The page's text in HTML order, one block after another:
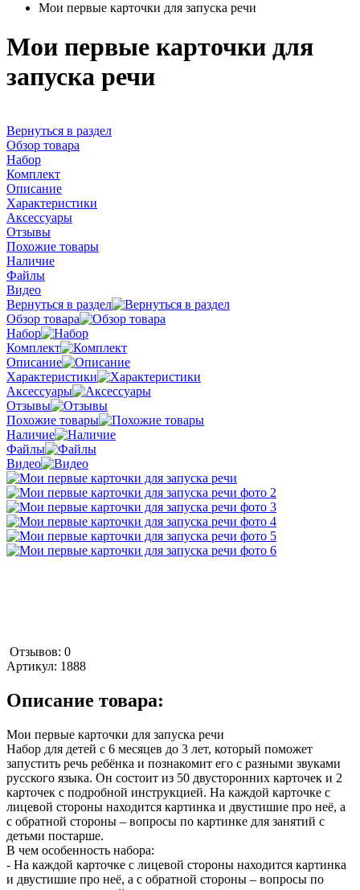
Мои первые карточки для запуска речи
Мои первые карточки для
запуска речи
Вернуться в раздел
Обзор товара
Набор
Комплект
Описание
Характеристики
Аксессуары
Отзывы
Похожие товары
Наличие
Файлы
Видео
Вернуться в раздел
Обзор товара
Набор
Комплект
Описание
Характеристики
Аксессуары
Отзывы
Похожие товары
Наличие
Файлы
Видео
Отзывов: 0
Артикул: 1888
Описание товара:
Мои первые карточки для запуска речи
Набор для детей с 6 месяцев до 3 лет, который поможет
запустить речь ребёнка и познакомит его с разными звуками
русского языка. Он состоит из 50 двусторонних карточек и 2
карточек с подробной инструкцией. На каждой карточке с
лицевой стороны находится картинка и двустишие про неё, а
с обратной стороны – вопросы по картинке для занятий с
детьми постарше.
В чем особенность набора:
- На каждой карточке с лицевой стороны находится картинка
и двустишие про неё, а с обратной стороны – вопросы по